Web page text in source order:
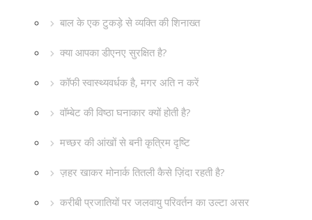
बाल के एक टुकड़े से व्यक्ति की शिनाख्त
क्या आपका डीएनए सुरक्षित है?
कॉफी स्वास्थ्यवर्धक है, मगर अति न करें
वॉम्बेट की विष्ठा घनाकार क्यों होती है?
मच्छर की आंखों से बनी कृत्रिम दृष्टि
ज़हर खाकर मोनार्क तितली कैसे ज़िंदा रहती है?
करीबी प्रजातियों पर जलवायु परिवर्तन का उल्टा असर